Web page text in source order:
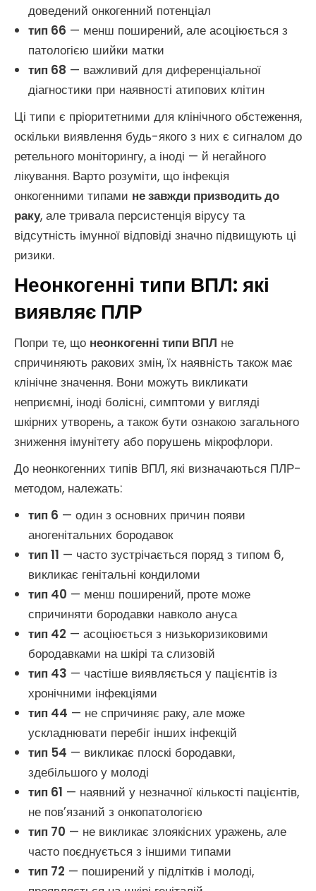
доведений онкогенний потенціал
тип 66 — менш поширений, але асоціюється з
патологією шийки матки
тип 68 — важливий для диференціальної
діагностики при наявності атипових клітин
Ці типи є пріоритетними для клінічного обстеження,
оскільки виявлення будь-якого з них є сигналом до
ретельного моніторингу, а іноді — й негайного
лікування. Варто розуміти, що інфекція
онкогенними типами не завжди призводить до
раку, але тривала персистенція вірусу та
відсутність імунної відповіді значно підвищують ці
ризики.
Неонкогенні типи ВПЛ: які
виявляє ПЛР
Попри те, що неонкогенні типи ВПЛ не
спричиняють ракових змін, їх наявність також має
клінічне значення. Вони можуть викликати
неприємні, іноді болісні, симптоми у вигляді
шкірних утворень, а також бути ознакою загального
зниження імунітету або порушень мікрофлори.
До неонкогенних типів ВПЛ, які визначаються ПЛР-
методом, належать:
тип 6 — один з основних причин появи
аногенітальних бородавок
тип 11 — часто зустрічається поряд з типом 6,
викликає генітальні кондиломи
тип 40 — менш поширений, проте може
спричиняти бородавки навколо ануса
тип 42 — асоціюється з низькоризиковими
бородавками на шкірі та слизовій
тип 43 — частіше виявляється у пацієнтів із
хронічними інфекціями
тип 44 — не спричиняє раку, але може
ускладнювати перебіг інших інфекцій
тип 54 — викликає плоскі бородавки,
здебільшого у молоді
тип 61 — наявний у незначної кількості пацієнтів,
не пов’язаний з онкопатологією
тип 70 — не викликає злоякісних уражень, але
часто поєднується з іншими типами
тип 72 — поширений у підлітків і молоді,